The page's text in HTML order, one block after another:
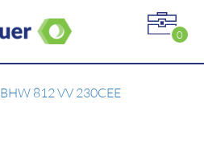
0
BHW 812 VV 230CEE